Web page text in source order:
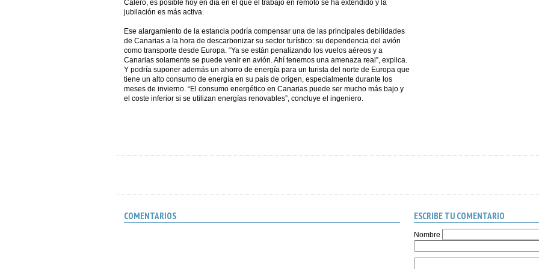
Calero, es posible hoy en día en el que el trabajo en remoto se ha extendido y la
jubilación es más activa.
Ese alargamiento de la estancia podría compensar una de las principales debilidades
de Canarias a la hora de descarbonizar su sector turístico: su dependencia del avión
como transporte desde Europa. “Ya se están penalizando los vuelos aéreos y a
Canarias solamente se puede venir en avión. Ahí tenemos una amenaza real”, explica.
Y podría suponer además un ahorro de energía para un turista del norte de Europa que
tiene un alto consumo de energía en su país de origen, especialmente durante los
meses de invierno. “El consumo energético en Canarias puede ser mucho más bajo y
el coste inferior si se utilizan energías renovables”, concluye el ingeniero.
COMENTARIOS ESCRIBE TU COMENTARIO
Nombre